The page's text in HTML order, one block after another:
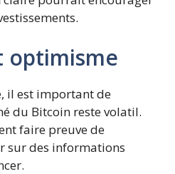
optimisme
il est important de
du Bitcoin reste volatil.
faire preuve de
sur des informations